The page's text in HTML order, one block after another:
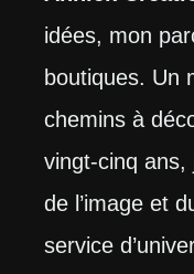
idées, mon
boutiques. Un
chemins à
vingt-cinq
de l’image et
service